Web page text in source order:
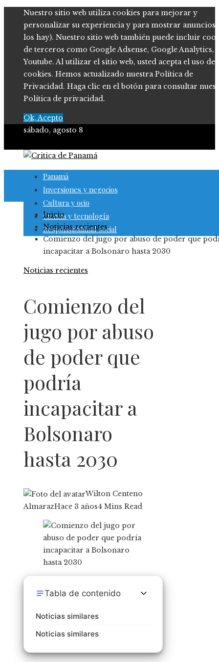
Nuestro sitio web utiliza cookies para mejorar y
personalizar su experiencia y para mostrar anuncios
los hay). Nuestro sitio web también puede incluir
de terceros como Google Adsense, Google Analytics,
Youtube. Al utilizar el sitio web, usted acepta el uso de
cookies. Hemos actualizado nuestra Política de
Privacidad. Haga clic en el botón para consultar
Política de privacidad.
Ok, Acepto
sábado, agosto 8
Panamá
Inversiones y negocios
Cultura y ocio
Ciencia y tecnología
Responsabilidad social
Inicio
Noticias recientes
Comienzo del jugo por abuso de poder que
incapacitar a Bolsonaro hasta 2030
Noticias recientes
Comienzo del
jugo por abuso
de poder que
podría
incapacitar a
Bolsonaro
hasta 2030
Wilton Centeno
AlmarazHace 3 años4 Mins Read
Tabla de contenido
Noticias similares
Noticias similares